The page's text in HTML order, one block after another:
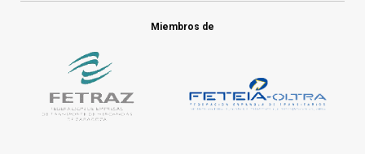
Miembros de